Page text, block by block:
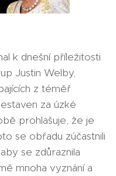
k dnešní příležitosti
Justin Welby,
z téměř
za úzké
prohlašuje, že je
se obřadu zúčastnili
se zdůraznila
mnoha vyznání a